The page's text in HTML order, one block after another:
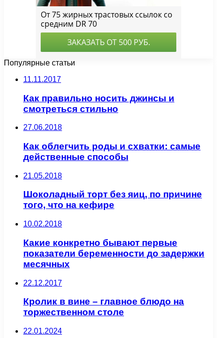
Популярные статьи
11.11.2017
Как правильно носить джинсы и
смотреться стильно
27.06.2018
Как облегчить роды и схватки: самые
действенные способы
21.05.2018
Шоколадный торт без яиц, по причине
того, что на кефире
10.02.2018
Какие конкретно бывают первые
показатели беременности до задержки
месячных
22.12.2017
Кролик в вине – главное блюдо на
торжественном столе
22.01.2024